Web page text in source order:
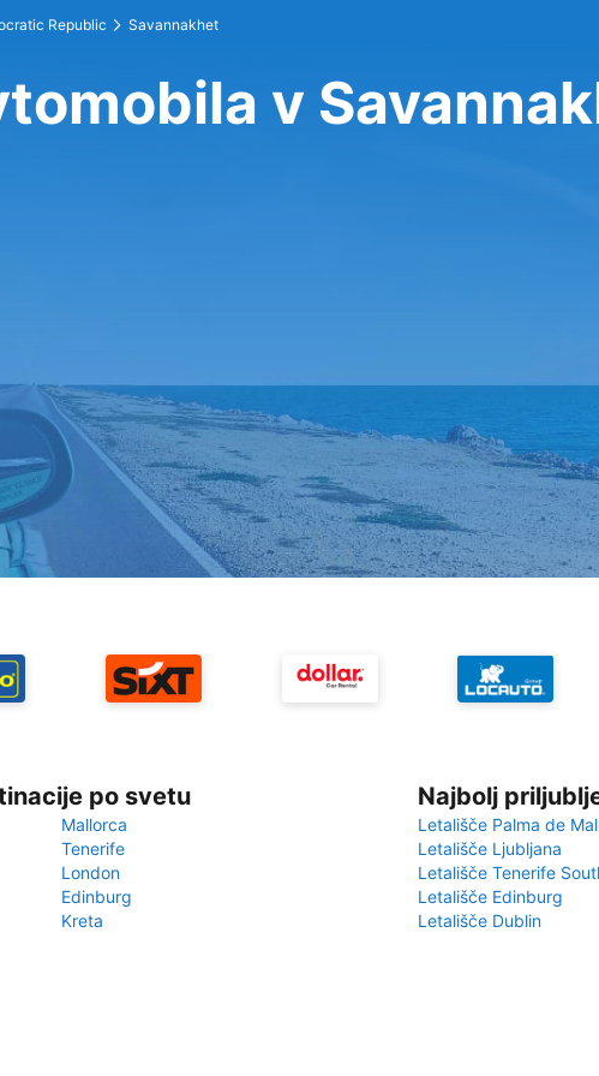
Republic Savannakhet
v
po svetu
Mallorca
Tenerife
London
Edinburg
Kreta
Najbolj
Letališče Palma de
Letališče Ljubljana
Letališče Tenerife
Letališče Edinburg
Letališče Dublin